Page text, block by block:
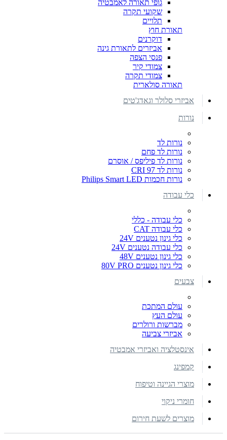
גופי תאורה לאמבטיה
שקועי תקרה
תלויים
תאורת חוץ
דוקרנים
אביזרים לתאורת גינה
פנסי הצפה
צמודי קיר
צמודי תקרה
תאורה סולארית
אביזרי סלולר וגאדג'טים
נורות
נורות לד
נורות לד פחם
נורות לד פיליפס / אוסרם
נורות לד CRI 97
נורות חכמות Philips Smart LED
כלי עבודה
כלי עבודה - כללי
כלי עבודה CAT
כלי גינון נטענים 24V
כלי עבודה נטענים 24V
כלי גינון נטענים 48V
כלי גינון נטענים 80V PRO
צבעים
עולם המתכת
עולם העץ
מברשות ורולרים
אביזרי צביעה
אינסטלציה ואביזרי אמבטיה
קמפינג
מוצרי הגיינה וטיפוח
חומרי ניקוי
מוצרים לשעת חירום